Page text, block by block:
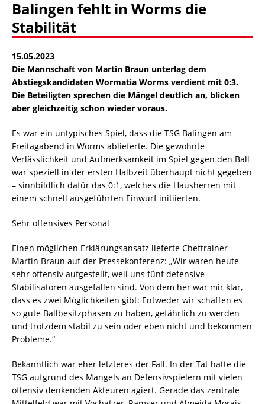
Balingen fehlt in Worms die
Stabilität
15.05.2023
Die Mannschaft von Martin Braun unterlag dem
Abstiegskandidaten Wormatia Worms verdient mit 0:3.
Die Beteiligten sprechen die Mängel deutlich an, blicken
aber gleichzeitig schon wieder voraus.
Es war ein untypisches Spiel, dass die TSG Balingen am
Freitagabend in Worms ablieferte. Die gewohnte
Verlässlichkeit und Aufmerksamkeit im Spiel gegen den Ball
war speziell in der ersten Halbzeit überhaupt nicht gegeben
– sinnbildlich dafür das 0:1, welches die Hausherren mit
einem schnell ausgeführten Einwurf initiierten.
Sehr offensives Personal
Einen möglichen Erklärungsansatz lieferte Cheftrainer
Martin Braun auf der Pressekonferenz: „Wir waren heute
sehr offensiv aufgestellt, weil uns fünf defensive
Stabilisatoren ausgefallen sind. Von dem her war mir klar,
dass es zwei Möglichkeiten gibt: Entweder wir schaffen es
so gute Ballbesitzphasen zu haben, gefährlich zu werden
und trotzdem stabil zu sein oder eben nicht und bekommen
Probleme.“
Bekanntlich war eher letzteres der Fall. In der Tat hatte die
TSG aufgrund des Mangels an Defensivspielern mit vielen
offensiv denkenden Akteuren agiert. Gerade das zentrale